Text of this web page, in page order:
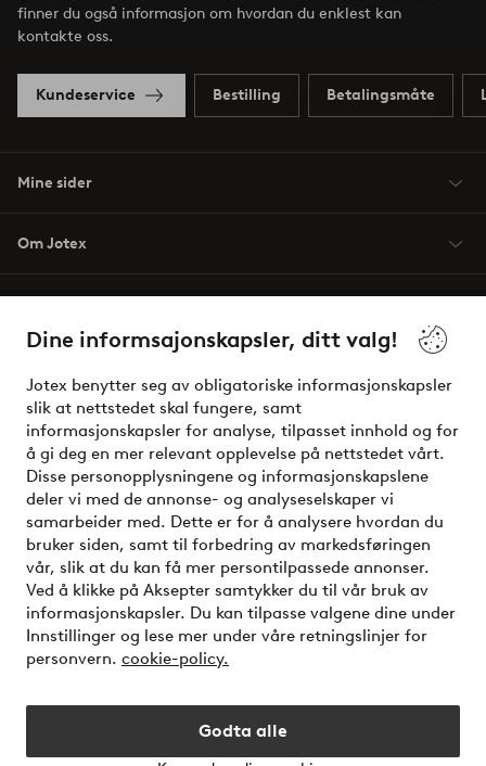
Dine informsajonskapsler, ditt valg!
Jotex benytter seg av obligatoriske informasjonskapsler
slik at nettstedet skal fungere, samt
informasjonskapsler for analyse, tilpasset innhold og for
å gi deg en mer relevant opplevelse på nettstedet vårt.
Disse personopplysningene og informasjonskapslene
deler vi med de annonse- og analyseselskaper vi
samarbeider med. Dette er for å analysere hvordan du
bruker siden, samt til forbedring av markedsføringen
vår, slik at du kan få mer persontilpassede annonser.
Ved å klikke på Aksepter samtykker du til vår bruk av
informasjonskapsler. Du kan tilpasse valgene dine under
Innstillinger og lese mer under våre retningslinjer for
personvern. cookie-policy.
Godta alle
finner du også informasjon om hvordan du enklest kan
kontakte oss.
Kundeservice Bestilling Betalingsmåte
Mine sider
Om Jotex
Venner
Sikre betalinger - Betal direkte eller del opp
Vil du vite mer om våre betalingsalternativer?
elpy